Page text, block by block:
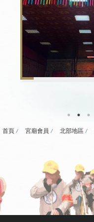
首頁 宮廟會員 北部地區